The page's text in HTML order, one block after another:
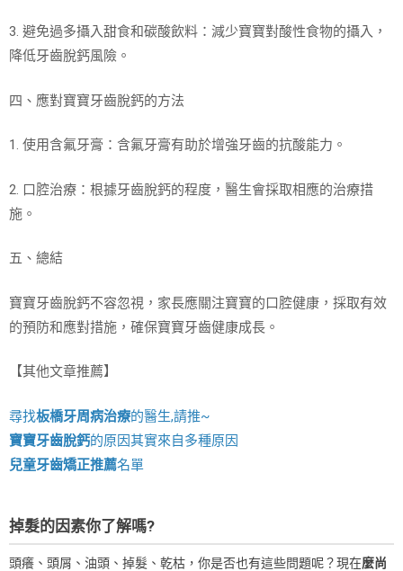
3. 避免過多攝入甜食和碳酸飲料：減少寶寶對酸性食物的攝入，
降低牙齒脫鈣風險。
四、應對寶寶牙齒脫鈣的方法
1. 使用含氟牙膏：含氟牙膏有助於增強牙齒的抗酸能力。
2. 口腔治療：根據牙齒脫鈣的程度，醫生會採取相應的治療措
施。
五、總結
寶寶牙齒脫鈣不容忽視，家長應關注寶寶的口腔健康，採取有效
的預防和應對措施，確保寶寶牙齒健康成長。
【其他文章推薦】
尋找板橋牙周病治療的醫生,請推~
寶寶牙齒脫鈣的原因其實來自多種原因
兒童牙齒矯正推薦名單
掉髮的因素你了解嗎?
頭癢、頭屑、油頭、掉髮、乾枯，你是否也有這些問題呢？現在麼尚